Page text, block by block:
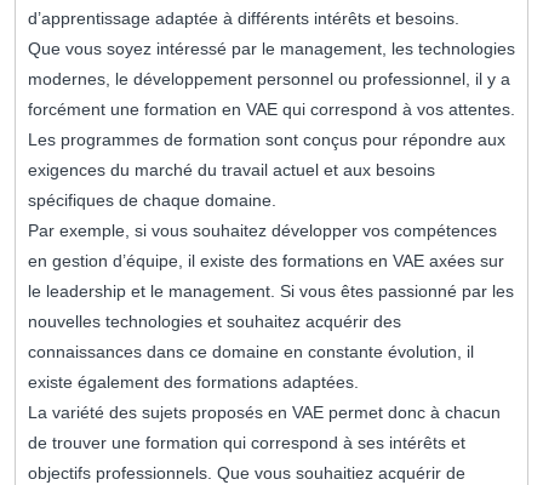
d’apprentissage adaptée à différents intérêts et besoins.
Que vous soyez intéressé par le management, les technologies
modernes, le développement personnel ou professionnel, il y a
forcément une formation en VAE qui correspond à vos attentes.
Les programmes de formation sont conçus pour répondre aux
exigences du marché du travail actuel et aux besoins
spécifiques de chaque domaine.
Par exemple, si vous souhaitez développer vos compétences
en gestion d’équipe, il existe des formations en VAE axées sur
le leadership et le management. Si vous êtes passionné par les
nouvelles technologies et souhaitez acquérir des
connaissances dans ce domaine en constante évolution, il
existe également des formations adaptées.
La variété des sujets proposés en VAE permet donc à chacun
de trouver une formation qui correspond à ses intérêts et
objectifs professionnels. Que vous souhaitiez acquérir de